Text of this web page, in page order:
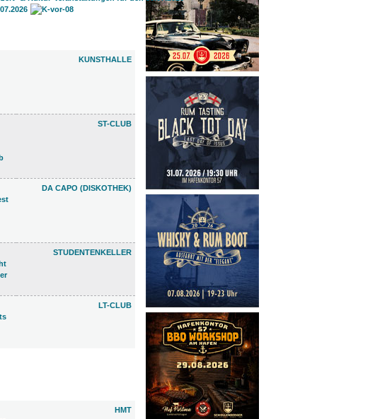
KUNSTHALLE
ST-CLUB
DA CAPO (DISKOTHEK)
STUDENTENKELLER
LT-CLUB
HMT